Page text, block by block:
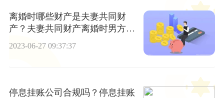
离婚时哪些财产是夫妻共同财
产？夫妻共同财产离婚时男方父
母有份吗？
2023-06-27 09:37:37
停息挂账公司合规吗？停息挂账